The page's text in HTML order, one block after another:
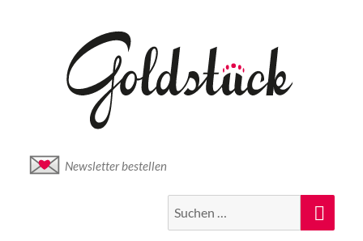
Newsletter bestellen
nach: